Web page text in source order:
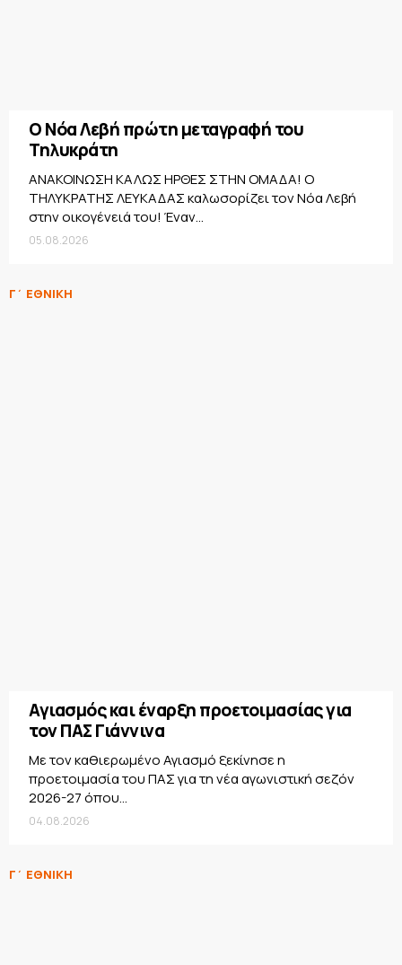
Ο Νόα Λεβή πρώτη μεταγραφή του
Τηλυκράτη
ΑΝΑΚΟΙΝΩΣΗ ΚΑΛΩΣ ΗΡΘΕΣ ΣΤΗΝ ΟΜΑΔΑ! Ο
ΤΗΛΥΚΡΑΤΗΣ ΛΕΥΚΑΔΑΣ καλωσορίζει τον Νόα Λεβή
στην οικογένειά του! Έναν...
05.08.2026
Γ΄ ΕΘΝΙΚΗ
Αγιασμός και έναρξη προετοιμασίας για
τον ΠΑΣ Γιάννινα
Με τον καθιερωμένο Αγιασμό ξεκίνησε η
προετοιμασία του ΠΑΣ για τη νέα αγωνιστική σεζόν
2026-27 όπου...
04.08.2026
Γ΄ ΕΘΝΙΚΗ